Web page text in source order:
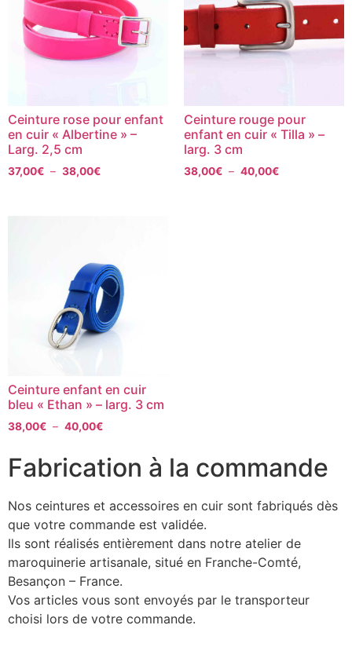
Ceinture rose pour enfant
en cuir « Albertine » –
Larg. 2,5 cm
37,00€ – 38,00€
Ceinture rouge pour
enfant en cuir « Tilla » –
larg. 3 cm
38,00€ – 40,00€
Ceinture enfant en cuir
bleu « Ethan » – larg. 3 cm
38,00€ – 40,00€
Fabrication à la commande
Nos ceintures et accessoires en cuir sont fabriqués dès
que votre commande est validée.
Ils sont réalisés entièrement dans notre atelier de
maroquinerie artisanale, situé en Franche-Comté,
Besançon – France.
Vos articles vous sont envoyés par le transporteur
choisi lors de votre commande.